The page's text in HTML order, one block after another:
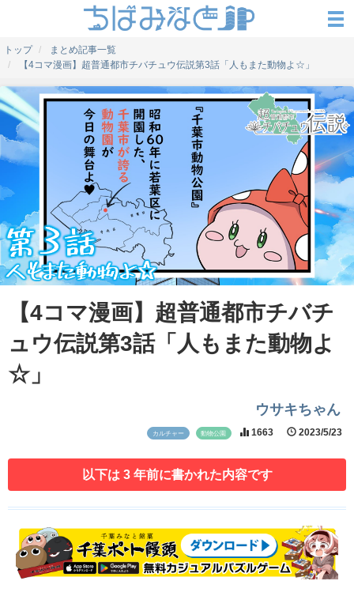
トップ
まとめ記事一覧
【4コマ漫画】超普通都市チバチュウ伝説第3話「人もまた動物よ☆」
【4コマ漫画】超普通都市チバチ
ュウ伝説第3話「人もまた動物よ
☆」
ウサキちゃん
カルチャー 動物公園 1663 2023/5/23
以下は 3 年前に書かれた内容です